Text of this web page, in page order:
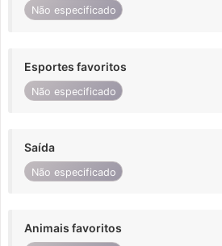
Não especificado
Esportes favoritos
Não especificado
Saída
Não especificado
Animais favoritos